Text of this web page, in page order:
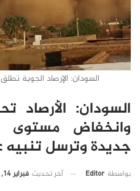
السودان: الإرصاد الجوية تطلق
السودان: الأرصاد
وانخفاض مستوى
جديدة وترسل تنبيه
بواسطة Editor آخر تحديث فبراير 14, 2023